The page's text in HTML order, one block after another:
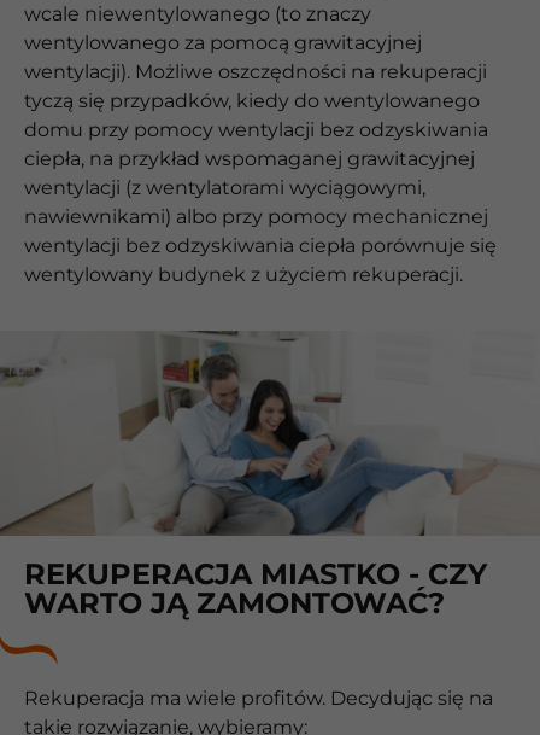
wcale niewentylowanego (to znaczy
wentylowanego za pomocą grawitacyjnej
wentylacji). Możliwe oszczędności na rekuperacji
tyczą się przypadków, kiedy do wentylowanego
domu przy pomocy wentylacji bez odzyskiwania
ciepła, na przykład wspomaganej grawitacyjnej
wentylacji (z wentylatorami wyciągowymi,
nawiewnikami) albo przy pomocy mechanicznej
wentylacji bez odzyskiwania ciepła porównuje się
wentylowany budynek z użyciem rekuperacji.
REKUPERACJA MIASTKO - CZY
WARTO JĄ ZAMONTOWAĆ?
Rekuperacja ma wiele profitów. Decydując się na
takie rozwiązanie, wybieramy: